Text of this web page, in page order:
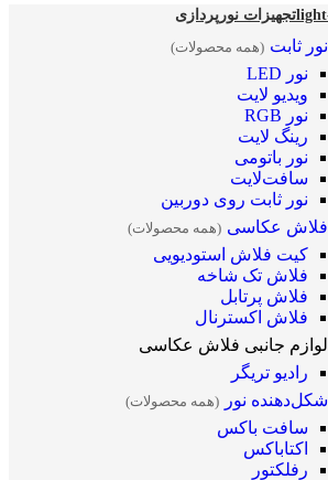
تجهیزات نورپردازی
نور ثابت (همه محصولات)
نور LED
ویدیو لایت
نور RGB
رینگ لایت
نور باتومی
سافت‌لایت
نور ثابت روی دوربین
فلاش عکاسی (همه محصولات)
کیت فلاش استودیویی
فلاش تک شاخه
فلاش پرتابل
فلاش اکسترنال
لوازم جانبی فلاش عکاسی
رادیو تریگر
شکل‌دهنده نور
(همه محصولات)
سافت باکس
اکتاباکس
رفلکتور